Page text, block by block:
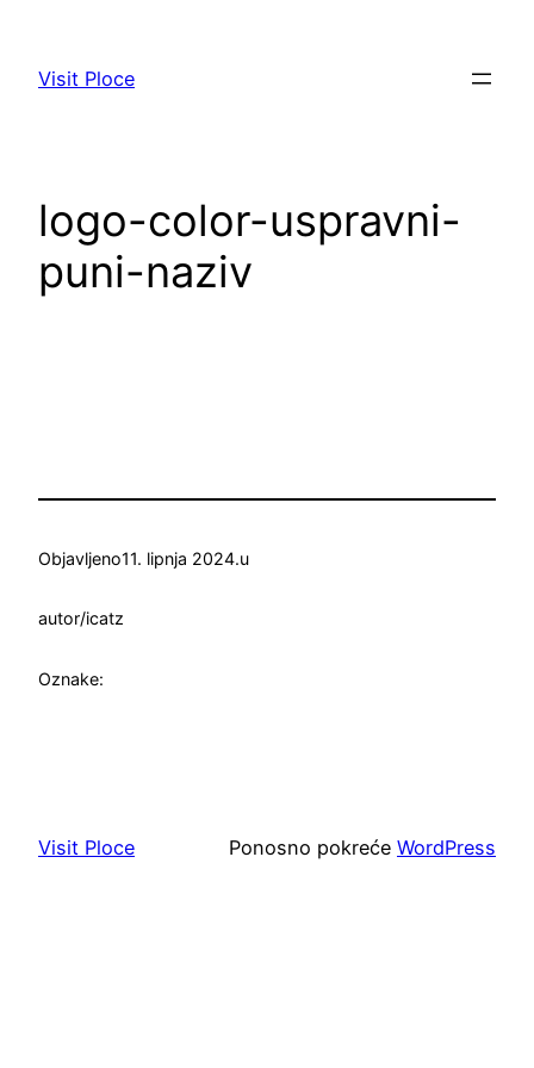
Visit Ploce
logo-color-uspravni-
puni-naziv
Objavljeno11. lipnja 2024.u
autor/icatz
Oznake:
Visit Ploce Ponosno pokreće WordPress